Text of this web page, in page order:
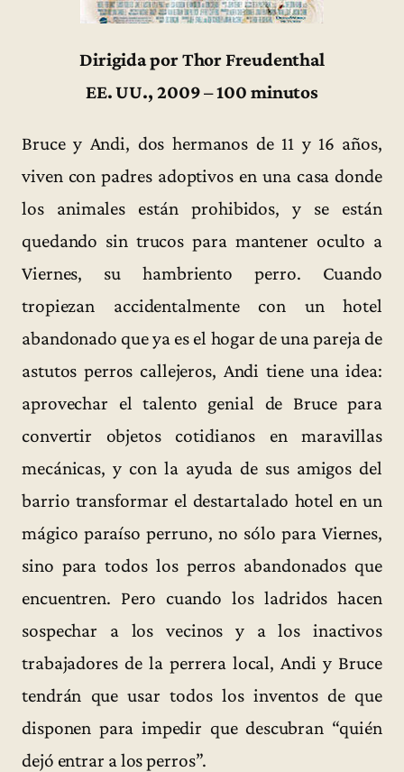
Dirigida por Thor Freudenthal
EE. UU., 2009 – 100 minutos
Bruce y Andi, dos hermanos de 11 y 16 años,
viven con padres adoptivos en una casa donde
los animales están prohibidos, y se están
quedando sin trucos para mantener oculto a
Viernes, su hambriento perro. Cuando
tropiezan accidentalmente con un hotel
abandonado que ya es el hogar de una pareja de
astutos perros callejeros, Andi tiene una idea:
aprovechar el talento genial de Bruce para
convertir objetos cotidianos en maravillas
mecánicas, y con la ayuda de sus amigos del
barrio transformar el destartalado hotel en un
mágico paraíso perruno, no sólo para Viernes,
sino para todos los perros abandonados que
encuentren. Pero cuando los ladridos hacen
sospechar a los vecinos y a los inactivos
trabajadores de la perrera local, Andi y Bruce
tendrán que usar todos los inventos de que
disponen para impedir que descubran “quién
dejó entrar a los perros”.